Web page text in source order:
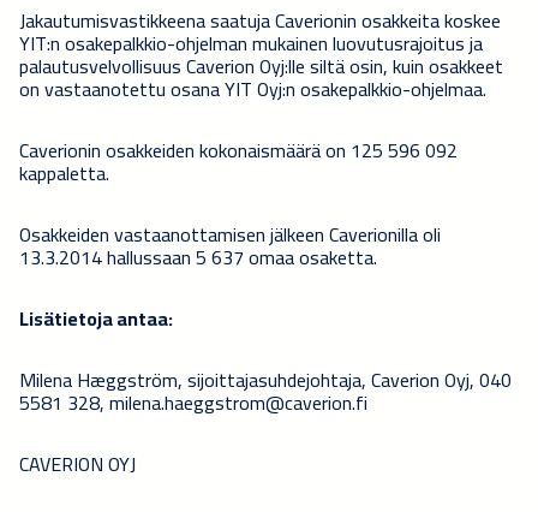
Jakautumisvastikkeena saatuja Caverionin osakkeita koskee
YIT:n osakepalkkio-ohjelman mukainen luovutusrajoitus ja
palautusvelvollisuus Caverion Oyj:lle siltä osin, kuin osakkeet
on vastaanotettu osana YIT Oyj:n osakepalkkio-ohjelmaa.
Caverionin osakkeiden kokonaismäärä on 125 596 092
kappaletta.
Osakkeiden vastaanottamisen jälkeen Caverionilla oli
13.3.2014 hallussaan5 637 omaa osaketta.
Lisätietoja antaa:
Milena Hæggström, sijoittajasuhdejohtaja, Caverion Oyj, 040
5581 328,milena.haeggstrom@caverion.fi
CAVERION OYJ